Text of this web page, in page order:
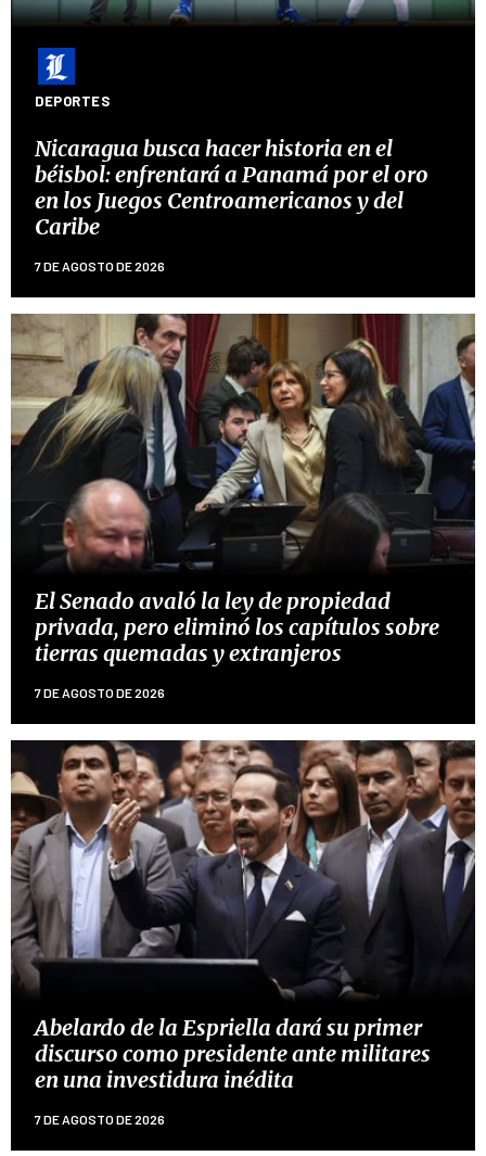
DEPORTES
Nicaragua busca hacer historia en el
béisbol: enfrentará a Panamá por el oro
en los Juegos Centroamericanos y del
Caribe
7 DE AGOSTO DE 2026
El Senado avaló la ley de propiedad
privada, pero eliminó los capítulos sobre
tierras quemadas y extranjeros
7 DE AGOSTO DE 2026
Abelardo de la Espriella dará su primer
discurso como presidente ante militares
en una investidura inédita
7 DE AGOSTO DE 2026